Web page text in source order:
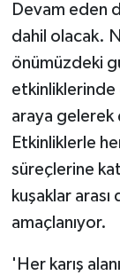
Devam eden
dahil olacak.
önümüzdeki
etkinliklerinde
araya gelerek
Etkinliklerle
süreçlerine
kuşaklar arası
amaçlanıyor.
'Her karış